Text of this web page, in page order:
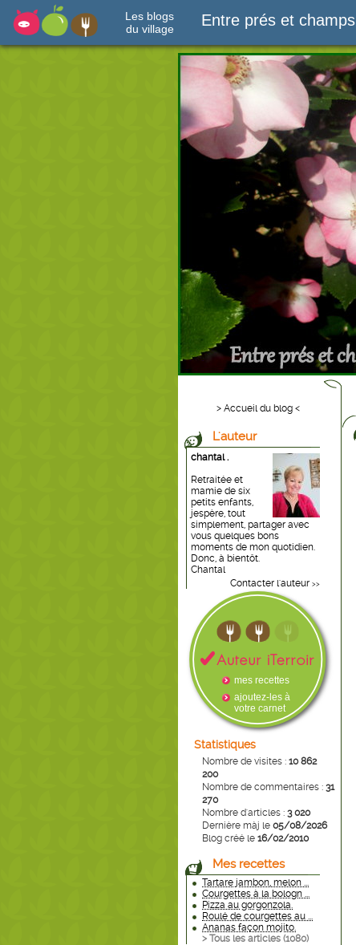
Les blogs
du village
Entre prés et champs
> Accueil du blog <
L'auteur
chantal .
Retraitée et
mamie de six
petits enfants,
jespère, tout
simplement, partager avec
vous quelques bons
moments de mon quotidien.
Donc, à bientôt.
Chantal
Contacter l'auteur >>
mes recettes
ajoutez-les à
votre carnet
Statistiques
Nombre de visites : 10 862
200
Nombre de commentaires : 31
270
Nombre d'articles : 3 020
Dernière màj le 05/08/2026
Blog créé le 16/02/2010
Mes recettes
Tartare jambon, melon ...
Courgettes à la bologn ...
Pizza au gorgonzola.
Roulé de courgettes au ...
Ananas façon mojito.
> Tous les articles (1080)